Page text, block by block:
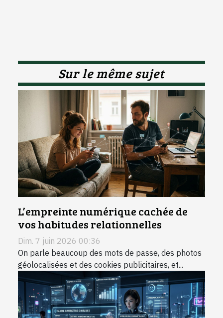
Sur le même sujet
L’empreinte numérique cachée de
vos habitudes relationnelles
Dim. 7 juin 2026 00:36
On parle beaucoup des mots de passe, des photos
géolocalisées et des cookies publicitaires, et...